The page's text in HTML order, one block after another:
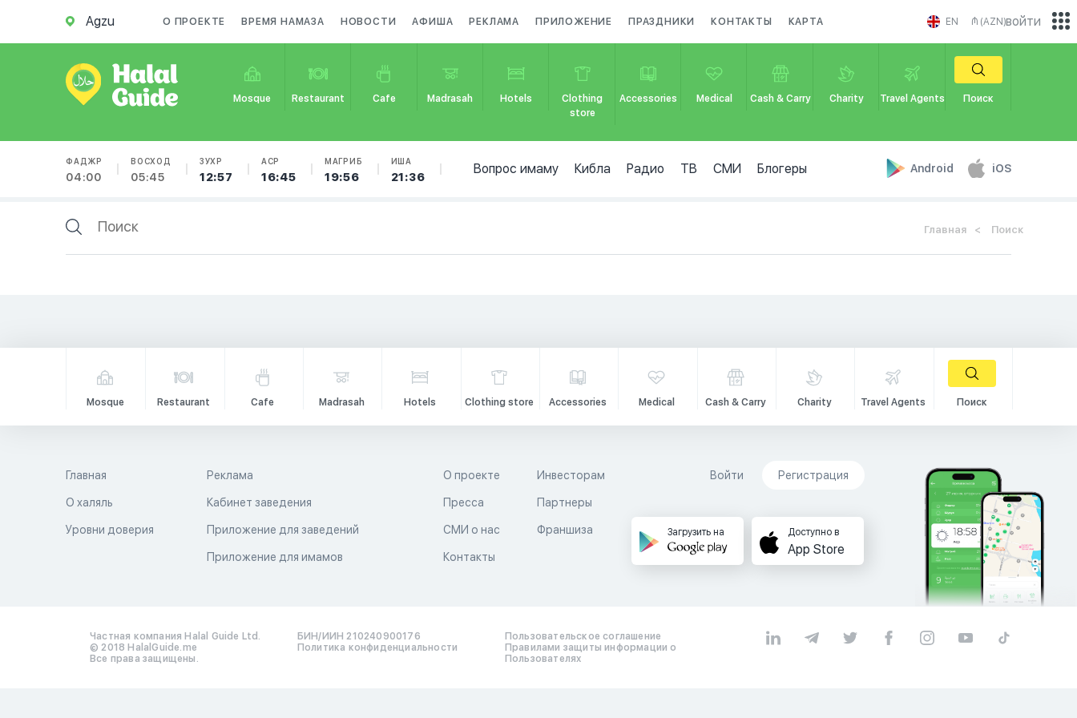
Agzu О ПРОЕКТЕ ВРЕМЯ НАМАЗА НОВОСТИ АФИША РЕКЛАМА ПРИЛОЖЕНИЕ ПРАЗДНИКИ КОНТАКТЫ КАРТА EN ₼ (AZN)
Mosque Restaurant Cafe Madrasah Hotels
Clothing
store
Accessories Medical Cash & Carry Charity Travel Agents Поиск
ФАДЖР
04:00
ВОСХОД
05:45
ЗУХР
12:57
АСР
16:45
МАГРИБ
19:56
ИША
21:36
Вопрос имаму Кибла Радио ТВ СМИ Блогеры Android iOS
войти
Главная Поиск
Mosque Restaurant Cafe Madrasah Hotels Clothing store Accessories Medical Cash & Carry Charity Travel Agents Поиск
Главная
О халяль
Уровни доверия
Реклама
Кабинет заведения
Приложение для заведений
Приложение для имамов
О проекте
Пресса
СМИ о нас
Контакты
Инвесторам
Партнеры
Франшиза
Войти Регистрация
Загрузить на Доступно в
App Store
Частная компания Halal Guide Ltd.
© 2018 HalalGuide.me
Все права защищены.
БИН/ИИН 210240900176
Политика конфиденциальности
Пользовательское соглашение
Правилами защиты информации о
Пользователях